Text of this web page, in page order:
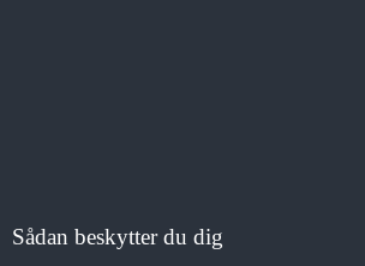
Sådan beskytter du dig